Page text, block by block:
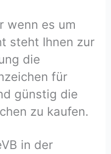
wenn es um
steht Ihnen zur
die
für
günstig die
zu kaufen.
in der